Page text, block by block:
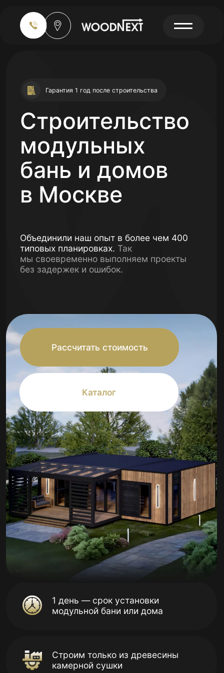
Строительство
модульных
бань и домов
в Москве
3000 завершённых
Строим только из древесины
камерной сушки
1 день — срок установки
модульной бани или дома
Объединили наш опыт в более чем 400
типовых планировках.Так
Каталог